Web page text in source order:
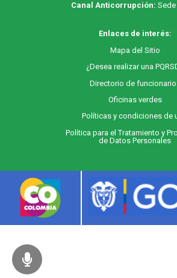
Canal Anticorrupción: Sede
Enlaces de interés:
Mapa del Sitio
¿Desea realizar una
Directorio de
Oficinas verdes
Políticas y condiciones de
Política para el Tratamiento y
de Datos Personales